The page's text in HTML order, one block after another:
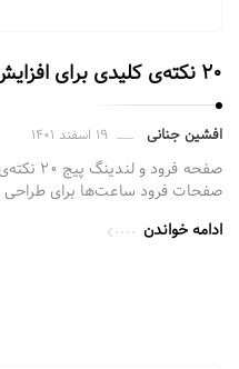
۲۰ نکته‌ی کلیدی برای افزایش نرخ تبدیل در صفحات فرود
افشین جنانی ۱۹ اسفند ۱۴۰۱
صفحه
صفحات فرود ساعت‌ها برای
ادامه خواندن